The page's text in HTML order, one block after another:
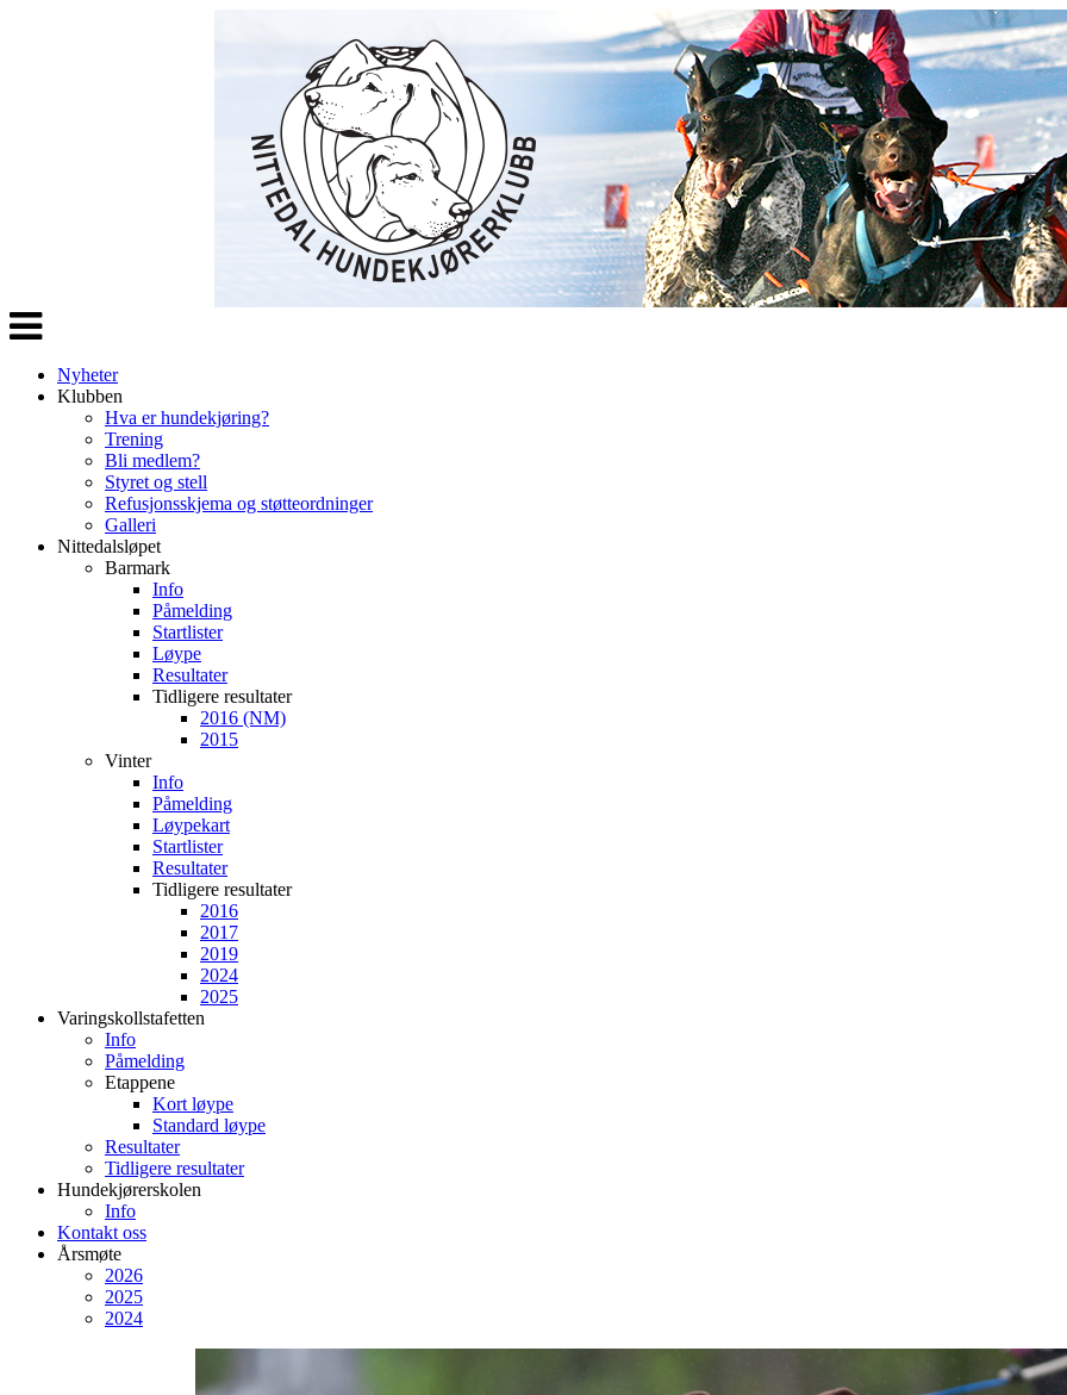
Veksle
navigasjon
Nyheter
Klubben
Hva er hundekjøring?
Trening
Bli medlem?
Styret og stell
Refusjonsskjema og støtteordninger
Galleri
Nittedalsløpet
Barmark
Info
Påmelding
Startlister
Løype
Resultater
Tidligere resultater
2016 (NM)
2015
Vinter
Info
Påmelding
Løypekart
Startlister
Resultater
Tidligere resultater
2016
2017
2019
2024
2025
Varingskollstafetten
Info
Påmelding
Etappene
Kort løype
Standard løype
Resultater
Tidligere resultater
Hundekjørerskolen
Info
Kontakt oss
Årsmøte
2026
2025
2024